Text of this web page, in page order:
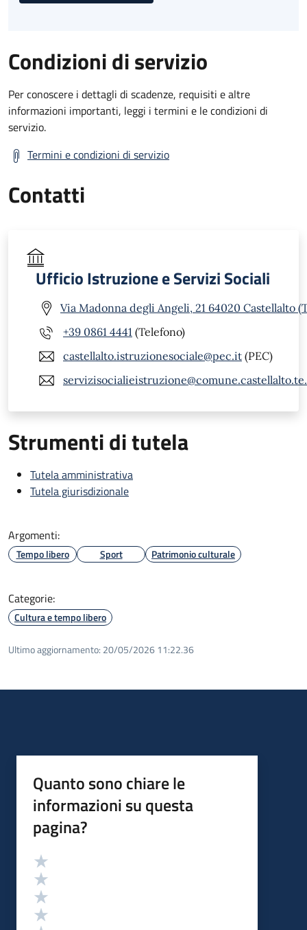
Condizioni di servizio
Per conoscere i dettagli di scadenze, requisiti e altre
informazioni importanti, leggi i termini e le condizioni di
servizio.
Termini e condizioni di servizio
Contatti
Ufficio Istruzione e Servizi Sociali
Via Madonna degli Angeli, 21 64020 Castellalto
+39 0861 4441 (Telefono)
castellalto.istruzionesociale@pec.it (PEC)
Strumenti di tutela
Tutela amministrativa
Tutela giurisdizionale
Argomenti:
Tempo libero Sport Patrimonio culturale
Categorie:
Cultura e tempo libero
Ultimo aggiornamento: 20/05/2026 11:22.36
Quanto sono chiare le
informazioni su questa
pagina?
Valutazione